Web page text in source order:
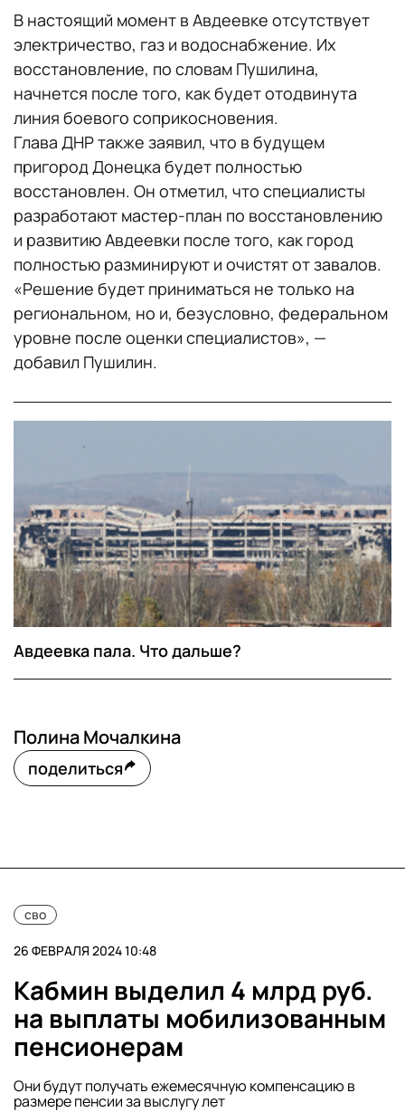
В настоящий момент в Авдеевке отсутствует
электричество, газ и водоснабжение. Их
восстановление, по словам Пушилина,
начнется после того, как будет отодвинута
линия боевого соприкосновения.
Глава ДНР также заявил, что в будущем
пригород Донецка будет полностью
восстановлен. Он отметил, что специалисты
разработают мастер-план по восстановлению
и развитию Авдеевки после того, как город
полностью разминируют и очистят от завалов.
«Решение будет приниматься не только на
региональном, но и, безусловно, федеральном
уровне после оценки специалистов», —
добавил Пушилин.
Авдеевка пала. Что дальше?
Полина Мочалкина
поделиться
сво
26 ФЕВРАЛЯ 2024 10:48
Кабмин выделил 4 млрд руб.
на выплаты мобилизованным
пенсионерам
Они будут получать ежемесячную компенсацию в
размере пенсии за выслугу лет